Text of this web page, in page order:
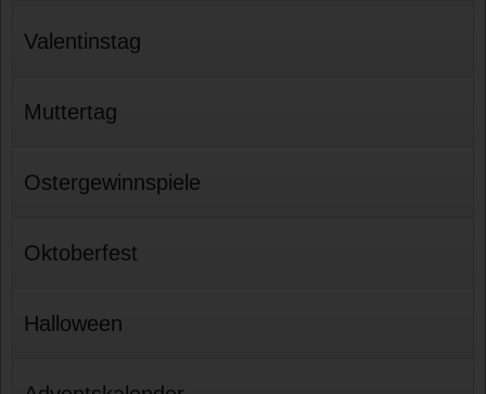
Valentinstag
Muttertag
Ostergewinnspiele
Oktoberfest
Halloween